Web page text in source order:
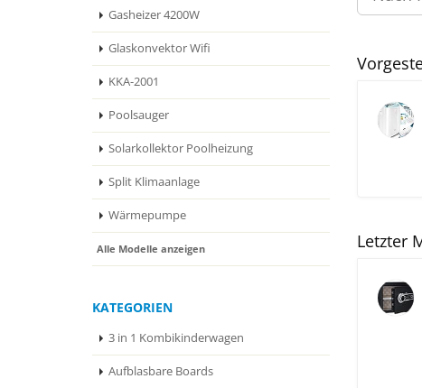
Gasheizer 4200W
Glaskonvektor Wifi
KKA-2001
Poolsauger
Solarkollektor Poolheizung
Split Klimaanlage
Wärmepumpe
Alle Modelle anzeigen
KATEGORIEN
3 in 1 Kombikinderwagen
Aufblasbare Boards
Letzter